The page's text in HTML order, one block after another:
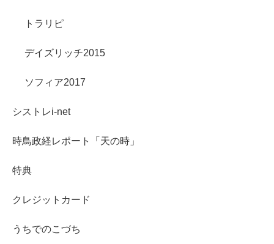
トラリピ
デイズリッチ2015
ソフィア2017
シストレi-net
時鳥政経レポート「天の時」
特典
クレジットカード
うちでのこづち